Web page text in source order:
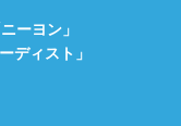
ーヨン」
ディスト」